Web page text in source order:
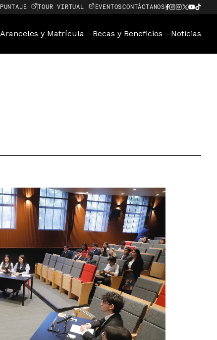
TOUR VIRTUAL EVENTOSCONTÁCTANOS
Aranceles y Matrícula Becas y Beneficios Noticias